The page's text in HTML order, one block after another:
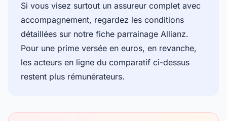
Si vous visez surtout un assureur complet avec
accompagnement, regardez les conditions
détaillées sur notre fiche parrainage Allianz.
Pour une prime versée en euros, en revanche,
les acteurs en ligne du comparatif ci-dessus
restent plus rémunérateurs.